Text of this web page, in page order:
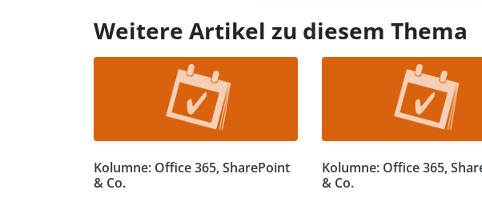
Weitere Artikel zu diesem Thema
Kolumne: Office 365, SharePoint
& Co.
Kolumne: Office 365,
& Co.